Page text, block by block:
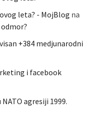
leta? - MojBlog na
+384 medjunarodni
i facebook
agresiji 1999.